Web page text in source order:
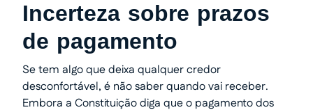
Incerteza sobre prazos
de pagamento
Se tem algo que deixa qualquer credor
desconfortável, é não saber quando vai receber.
Embora a Constituição diga que o pagamento dos